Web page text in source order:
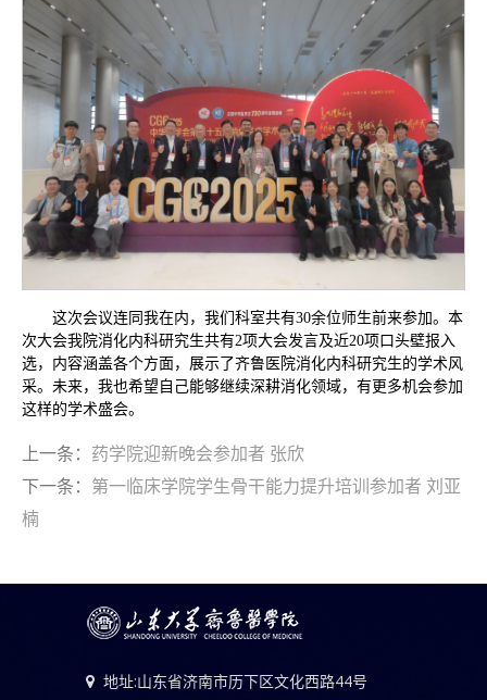
这次会议连同我在内，我们科室共有30余位师生前来参加。本
次大会我院消化内科研究生共有2项大会发言及近20项口头壁报入
选，内容涵盖各个方面，展示了齐鲁医院消化内科研究生的学术风
采。未来，我也希望自己能够继续深耕消化领域，有更多机会参加
这样的学术盛会。
上一条： 药学院迎新晚会参加者 张欣
下一条： 第一临床学院学生骨干能力提升培训参加者 刘亚
楠
地址:山东省济南市历下区文化西路44号